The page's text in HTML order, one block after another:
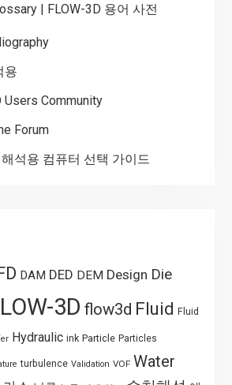
| FLOW-3D 용어 사전
용
Users Community
Forum
석용 컴퓨터 선택 가이드
DAM DED DEM Design Die
3D flow3d Fluid Fluid
Hydraulic ink Particle Particles
turbulence Validation VOF Water